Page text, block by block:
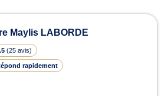
alternée à Pau
Maylis LABORDE
(25 avis)
rapidement